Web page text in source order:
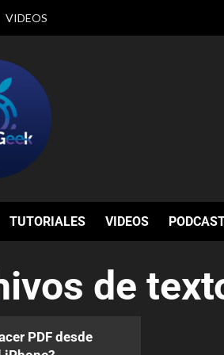
VIDEOS
TUTORIALES VIDEOS
de
PDF desde